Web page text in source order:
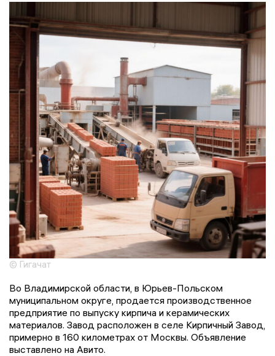
© Гигачат
Во Владимирской области, в Юрьев-Польском
муниципальном округе, продается производственное
предприятие по выпуску кирпича и керамических
материалов. Завод расположен в селе Кирпичный Завод,
примерно в 160 километрах от Москвы. Объявление
выставлено на Авито.